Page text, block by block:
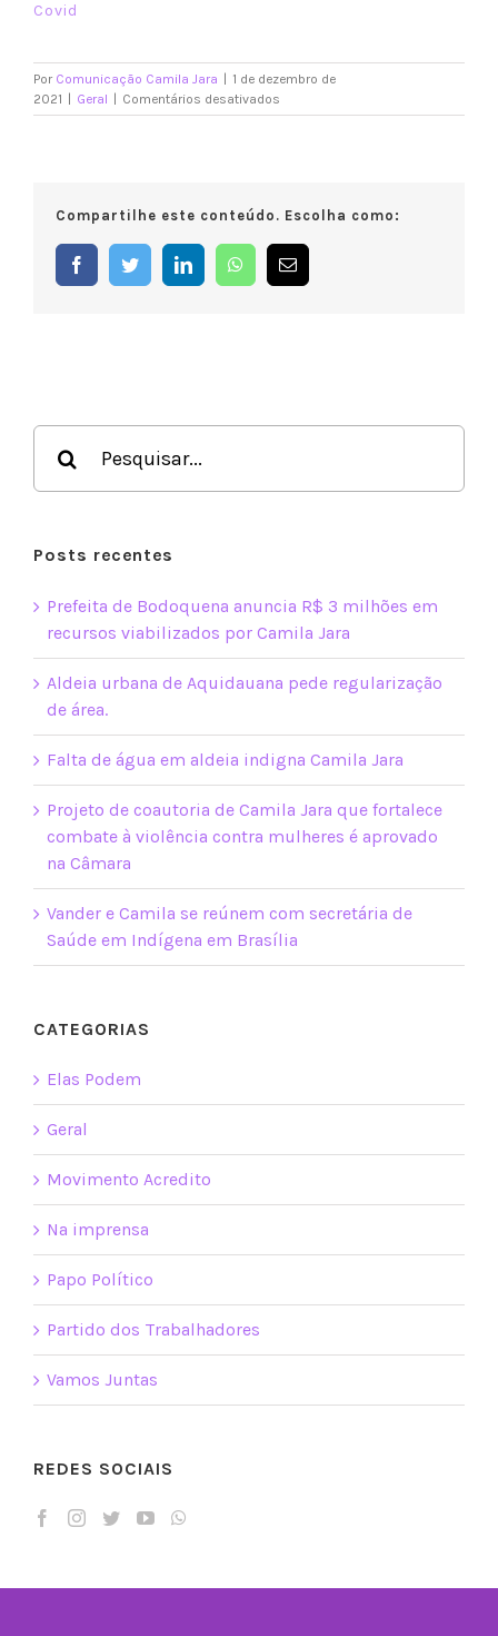
Covid
Por Comunicação Camila Jara
1 de dezembro de
2021
Geral Comentários desativados
Para
vereadora
equipe
visitam
Compartilhe este conteúdo. Escolha como:
FacebookTwitterLinkedIn WhatsApp
E-
mail
resultados
para:
Posts recentes
Prefeita de Bodoquena anuncia R$ 3 milhões em
recursos viabilizados por Camila Jara
Aldeia urbana de Aquidauana pede regularização
de área.
Falta de água em aldeia indigna Camila Jara
Projeto de coautoria de Camila Jara que fortalece
combate à violência contra mulheres é aprovado
na Câmara
Vander e Camila se reúnem com secretária de
Saúde em Indígena em Brasília
CATEGORIAS
Elas Podem
Geral
Movimento Acredito
Na imprensa
Papo Político
Partido dos Trabalhadores
Vamos Juntas
REDES SOCIAIS